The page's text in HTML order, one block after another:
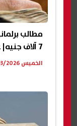
مطالب
7 آلاف جنيه| عاجل
الخميس 05/03/2026 10:32 ص